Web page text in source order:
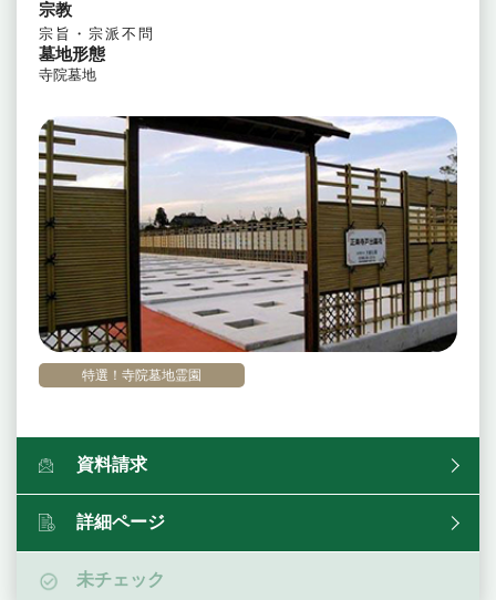
特選！寺院墓地霊園
宗教
宗旨・宗派不問
墓地形態
寺院墓地
資料請求
詳細ページ
未チェック